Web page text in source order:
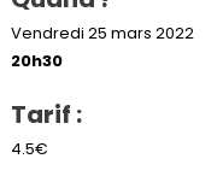
Vendredi 25 mars 2022
20h30
Tarif :
4.5€